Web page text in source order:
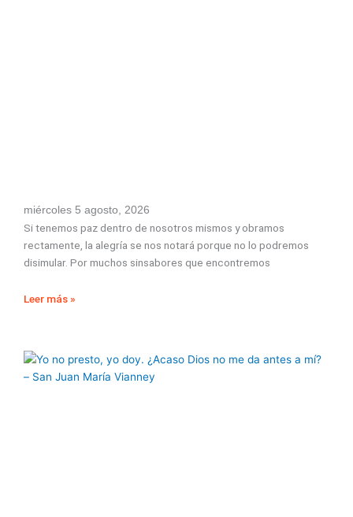
miércoles 5 agosto, 2026
Si tenemos paz dentro de nosotros mismos y obramos
rectamente, la alegría se nos notará porque no lo podremos
disimular. Por muchos sinsabores que encontremos
Leer más »